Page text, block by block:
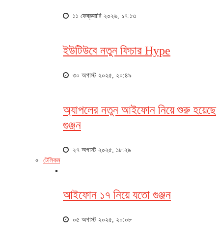
১১ ফেব্রুয়ারি ২০২৬, ১৭:১৩
ইউটিউবে নতুন ফিচার Hype
৩০ অগাস্ট ২০২৫, ২০:৪৯
অ্যাপলের নতুন আইফোন নিয়ে শুরু হয়েছে
গুঞ্জন
২৭ অগাস্ট ২০২৫, ১৮:২৯
টেলিকম
আইফোন ১৭ নিয়ে যতো গুঞ্জন
০৫ অগাস্ট ২০২৫, ২০:০৮